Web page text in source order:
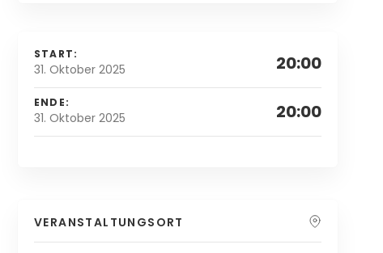
START:
31. Oktober 2025 20:00
ENDE:
31. Oktober 2025 20:00
VERANSTALTUNGSORT